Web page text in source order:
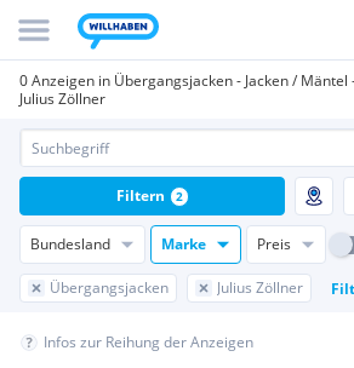
0 Anzeigen in Übergangsjacken - Jacken / Mäntel
Julius Zöllner
Bundesland Marke Preis
Übergangsjacken Julius Zöllner
Filtern 2
Infos zur Reihung der Anzeigen